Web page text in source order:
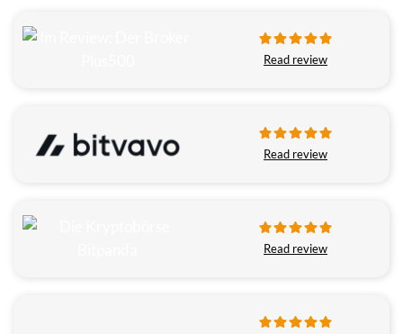
Read review
Read review
Read review